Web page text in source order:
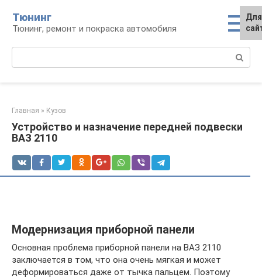
контенту
Тюнинг
Тюнинг, ремонт и покраска автомобиля
Главная » Кузов
Устройство и назначение передней подвески
ВАЗ 2110
Модернизация приборной панели
Основная проблема приборной панели на ВАЗ 2110
заключается в том, что она очень мягкая и может
деформироваться даже от тычка пальцем. Поэтому